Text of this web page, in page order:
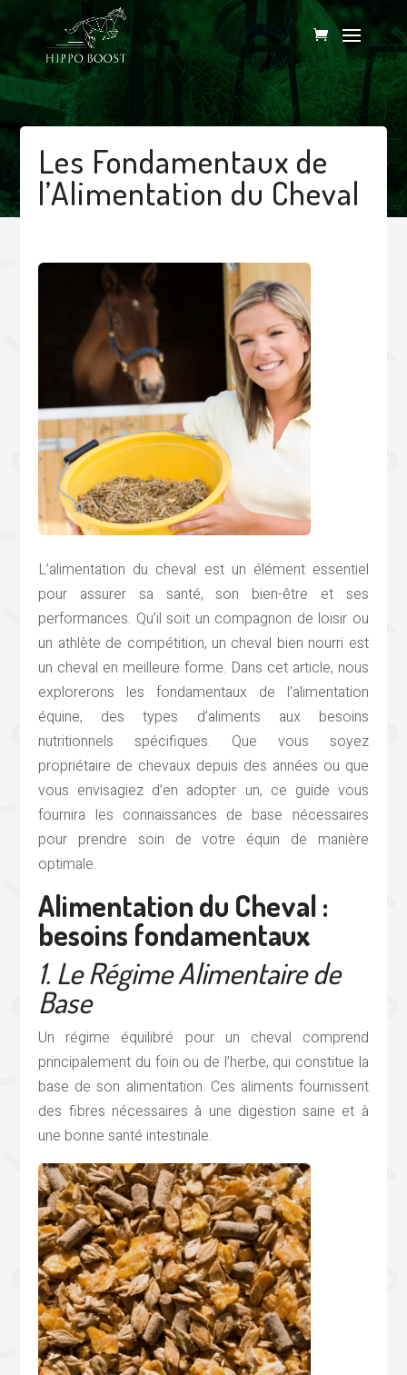
Les Fondamentaux de
l’Alimentation du Cheval
L’alimentation du cheval est un élément essentiel
pour assurer sa santé, son bien-être et ses
performances. Qu’il soit un compagnon de loisir ou
un athlète de compétition, un cheval bien nourri est
un cheval en meilleure forme. Dans cet article, nous
explorerons les fondamentaux de l’alimentation
équine, des types d’aliments aux besoins
nutritionnels spécifiques. Que vous soyez
propriétaire de chevaux depuis des années ou que
vous envisagiez d’en adopter un, ce guide vous
fournira les connaissances de base nécessaires
pour prendre soin de votre équin de manière
optimale.
Alimentation du Cheval :
besoins fondamentaux
1. Le Régime Alimentaire de
Base
Un régime équilibré pour un cheval comprend
principalement du foin ou de l’herbe, qui constitue la
base de son alimentation. Ces aliments fournissent
des fibres nécessaires à une digestion saine et à
une bonne santé intestinale.